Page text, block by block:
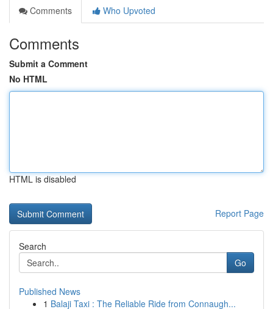
Comments
Who Upvoted
Comments
Submit a Comment
No HTML
HTML is disabled
Report Page
Search
Go
Published News
1 Balaji Taxi : The Reliable Ride from Connaugh...